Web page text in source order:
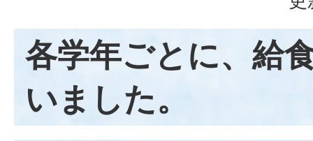
各学年ごとに、給
いました。